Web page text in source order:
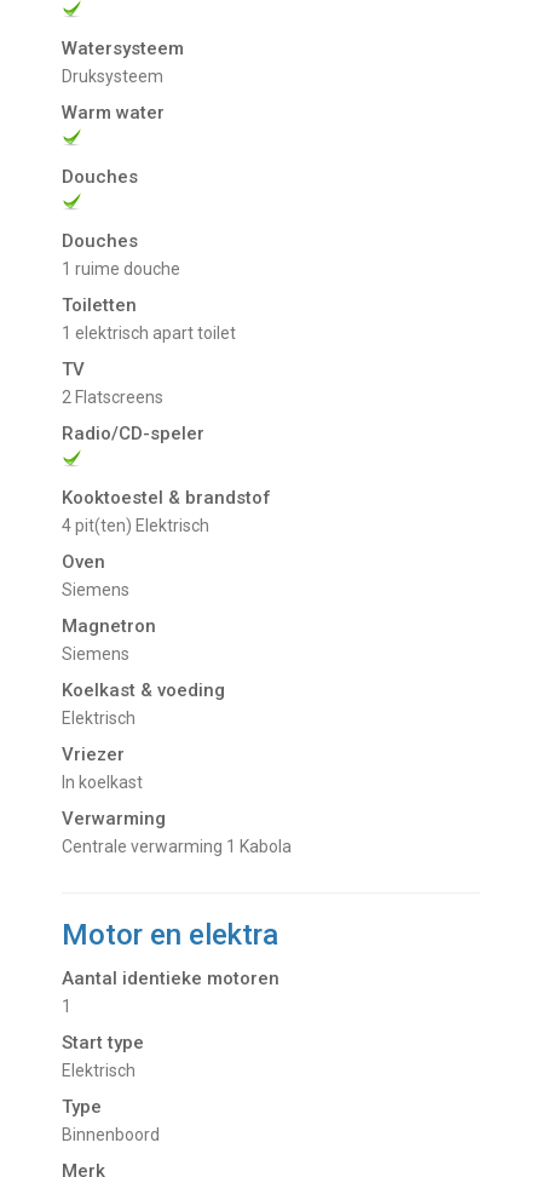
Watersysteem
Druksysteem
Warm water
Douches
Douches
1 ruime douche
Toiletten
1 elektrisch apart toilet
TV
2 Flatscreens
Radio/CD-speler
Kooktoestel & brandstof
4 pit(ten) Elektrisch
Oven
Siemens
Magnetron
Siemens
Koelkast & voeding
Elektrisch
Vriezer
In koelkast
Verwarming
Centrale verwarming 1 Kabola
Motor en elektra
Aantal identieke motoren
1
Start type
Elektrisch
Type
Binnenboord
Merk